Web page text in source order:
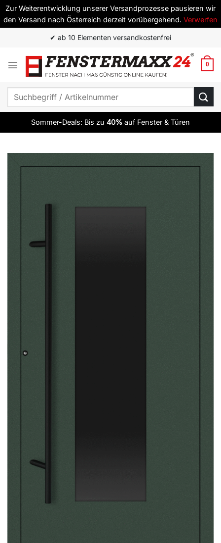
Zur Weiterentwicklung unserer Versandprozesse pausieren wir
den Versand nach Österreich derzeit vorübergehend. Verwerfen
springen
✔ ab 10 Elementen versandkostenfrei
0
Suchen
Sommer-Deals: Bis zu 40% auf Fenster & Türen